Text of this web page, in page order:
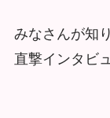
みなさんが知
直撃インタビ